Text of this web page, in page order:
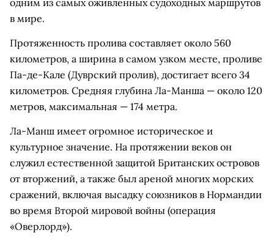
одним из самых оживленных судоходных маршрутов
в мире.
Протяженность пролива составляет около 560
километров, а ширина в самом узком месте, проливе
Па-де-Кале (Дуврский пролив), достигает всего 34
километров. Средняя глубина Ла-Манша — около 120
метров, максимальная — 174 метра.
Ла-Манш имеет огромное историческое и
культурное значение. На протяжении веков он
служил естественной защитой Британских островов
от вторжений, а также был ареной многих морских
сражений, включая высадку союзников в Нормандии
во время Второй мировой войны (операция
«Оверлорд»).